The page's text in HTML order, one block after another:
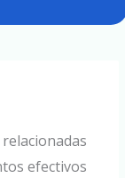
efectivos